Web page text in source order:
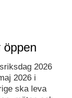
öppen
2026
2026 i
ska leva